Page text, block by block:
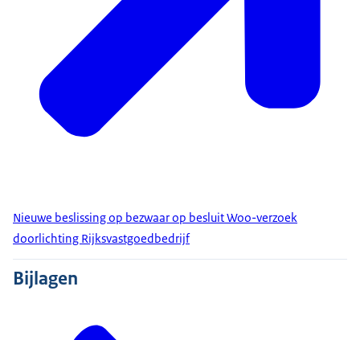
Nieuwe beslissing op bezwaar op besluit Woo-verzoek
doorlichting Rijksvastgoedbedrijf
Bijlagen